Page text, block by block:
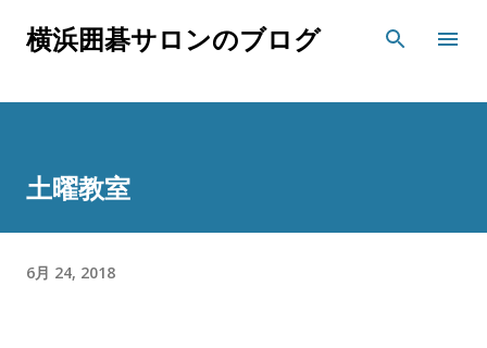
スキップしてメイン コンテンツに移動
横浜囲碁サロンのブログ
土曜教室
6月 24, 2018